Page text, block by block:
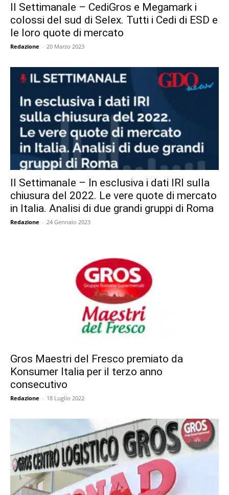
Il Settimanale – CediGros e Megamark i
colossi del sud di Selex. Tutti i Cedi di ESD e
le loro quote di mercato
Redazione - 20 Marzo 2023
Il Settimanale – In esclusiva i dati IRI sulla
chiusura del 2022. Le vere quote di mercato
in Italia. Analisi di due grandi gruppi di Roma
Redazione - 24 Gennaio 2023
Gros Maestri del Fresco premiato da
Konsumer Italia per il terzo anno
consecutivo
Redazione - 18 Luglio 2022